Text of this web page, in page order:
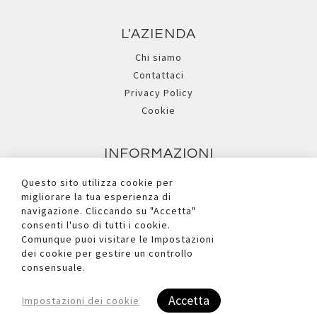
L'AZIENDA
Chi siamo
Contattaci
Privacy Policy
Cookie
INFORMAZIONI
Metodi di pagamento
Assistenza
Ricerca avanzata
I NOSTRI SOCIAL
Questo sito utilizza cookie per
migliorare la tua esperienza di
navigazione. Cliccando su "Accetta"
consenti l'uso di tutti i cookie.
Comunque puoi visitare le Impostazioni
dei cookie per gestire un controllo
consensuale.
Impostazioni dei cookie Accetta